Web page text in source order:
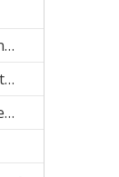
Equipos de amarre de contenedores
Piezas de repuesto para contenedores de refrigeración
Accesorios para contenedores plegables